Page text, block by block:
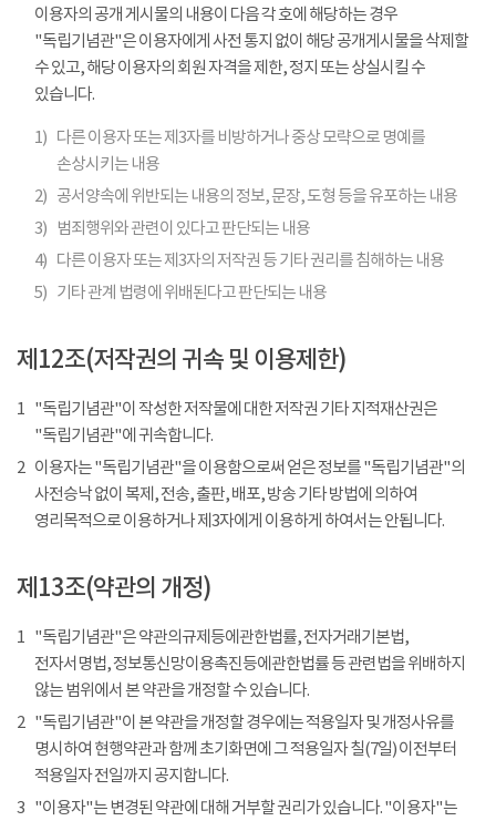
이용자의 공개 게시물의 내용이 다음 각 호에 해당하는 경우
"독립기념관"은 이용자에게 사전 통지 없이 해당 공개게시물을 삭제할
수 있고, 해당 이용자의 회원 자격을 제한, 정지 또는 상실시킬 수
있습니다.
1) 다른 이용자 또는 제3자를 비방하거나 중상 모략으로 명예를
손상시키는 내용
2) 공서양속에 위반되는 내용의 정보, 문장, 도형 등을 유포하는 내용
3)
범죄행위와 관련이 있다고 판단되는 내용
4) 다른 이용자 또는 제3자의 저작권 등 기타 권리를 침해하는 내용
5) 기타 관계 법령에 위배된다고 판단되는 내용
제12조(저작권의 귀속 및 이용제한)
1 "독립기념관"이 작성한 저작물에 대한 저작권 기타 지적재산권은
"독립기념관"에 귀속합니다.
2 이용자는 "독립기념관"을 이용함으로써 얻은 정보를 "독립기념관"의
사전승낙 없이 복제, 전송, 출판, 배포, 방송 기타 방법에 의하여
영리목적으로 이용하거나 제3자에게 이용하게 하여서는 안됩니다.
제13조(약관의 개정)
1 "독립기념관"은 약관의규제등에관한법률, 전자거래기본법,
전자서명법, 정보통신망이용촉진등에관한법률 등 관련법을 위배하지
않는 범위에서 본 약관을 개정할 수 있습니다.
2 "독립기념관"이 본 약관을 개정할 경우에는 적용일자 및 개정사유를
명시하여 현행약관과 함께 초기화면에 그 적용일자 칠(7일) 이전부터
적용일자 전일까지 공지합니다.
3 "이용자"는 변경된 약관에 대해 거부할 권리가 있습니다. "이용자"는